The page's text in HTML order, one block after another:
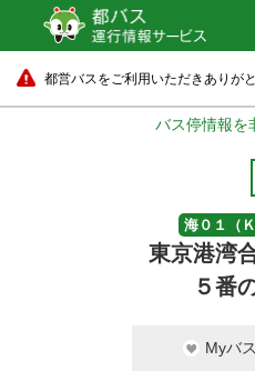
都営バスをご利用いただきありが
バス停情報を
海０１（Ｋ
東京港湾
５番
Myバ